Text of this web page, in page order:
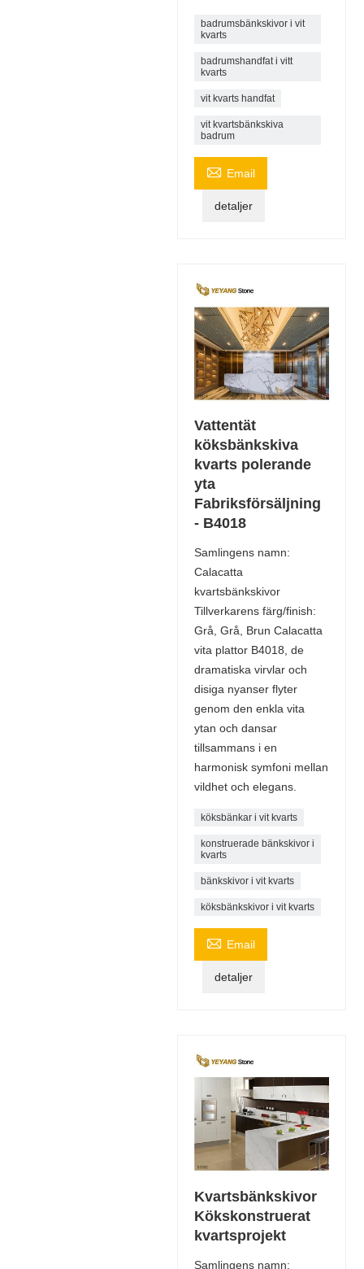
badrumsbänkskivor i vit
kvarts
badrumshandfat i vitt
kvarts
vit kvarts handfat
vit kvartsbänkskiva
badrum
 Email
detaljer
Vattentät
köksbänkskiva
kvarts polerande
yta
Fabriksförsäljning
- B4018
Samlingens namn:
Calacatta
kvartsbänkskivor
Tillverkarens färg/finish:
Grå, Grå, Brun Calacatta
vita plattor B4018, de
dramatiska virvlar och
disiga nyanser flyter
genom den enkla vita
ytan och dansar
tillsammans i en
harmonisk symfoni mellan
vildhet och elegans.
köksbänkar i vit kvarts
konstruerade bänkskivor i
kvarts
bänkskivor i vit kvarts
köksbänkskivor i vit kvarts
 Email
detaljer
Kvartsbänkskivor
Kökskonstruerat
kvartsprojekt
Samlingens namn: